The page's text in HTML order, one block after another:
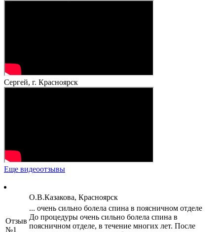
Сергей, г. Красноярск
Еще видеоотзывы
Отзыв
№1
О.В.Казакова, Красноярск
... очень сильно болела спина в поясничном отделе
До процедуры очень сильно болела спина в
поясничном отделе, в течение многих лет. После